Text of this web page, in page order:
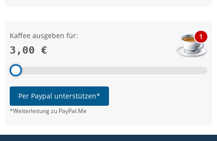
Kaffee ausgeben für:
3,00 €
1
Per Paypal unterstützen*
*Weiterleitung zu PayPal.Me